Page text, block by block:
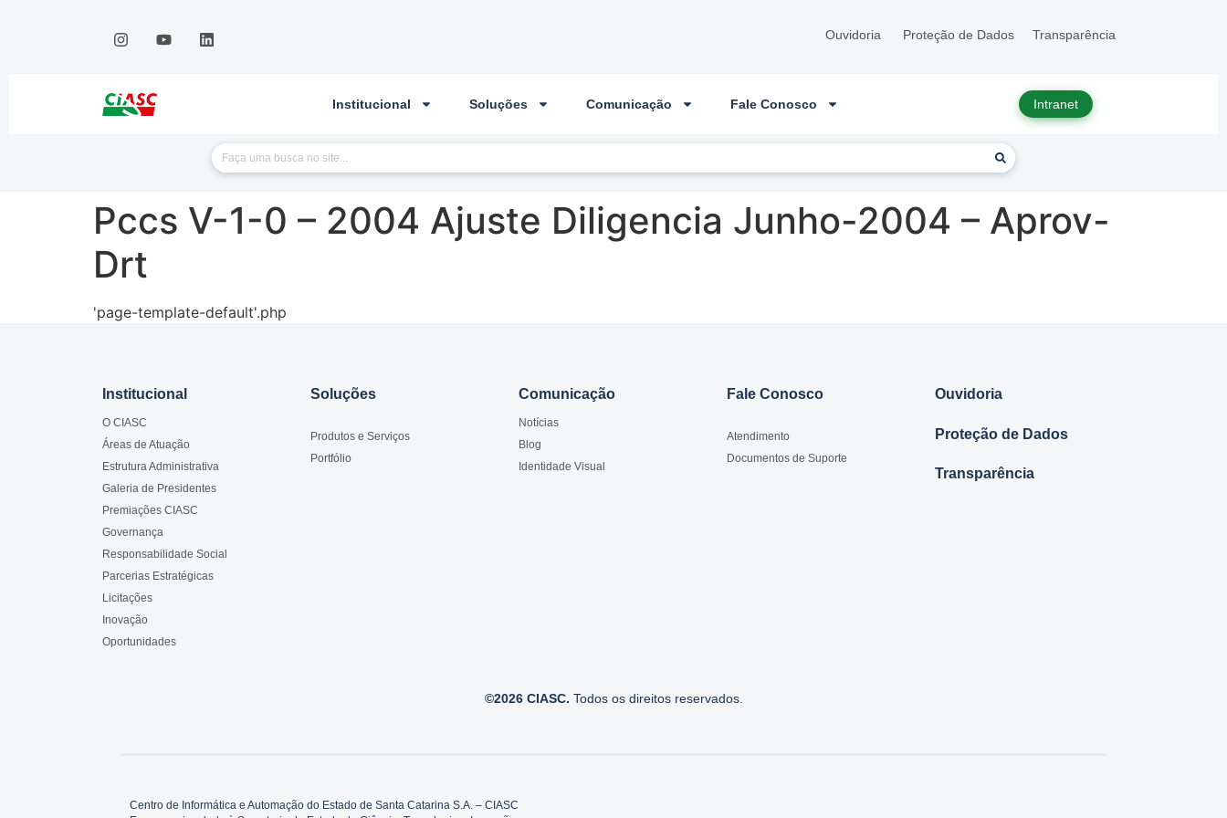
Ouvidoria Proteção de Dados Transparência
Institucional Soluções Comunicação Fale Conosco Intranet
Pccs V-1-0 – 2004 Ajuste Diligencia Junho-2004 – Aprov-
Drt
'page-template-default'.php
Institucional
O CIASC
Áreas de Atuação
Estrutura Administrativa
Galeria de Presidentes
Premiações CIASC
Governança
Responsabilidade Social
Parcerias Estratégicas
Licitações
Inovação
Oportunidades
Soluções
Produtos e Serviços
Portfólio
Comunicação
Notícias
Blog
Identidade Visual
Fale Conosco
Atendimento
Documentos de Suporte
Ouvidoria
Proteção de Dados
Transparência
©2026 CIASC. Todos os direitos reservados.
Centro de Informática e Automação do Estado de Santa Catarina S.A. – CIASC